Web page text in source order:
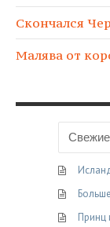
Скончался
Малява от
Принц